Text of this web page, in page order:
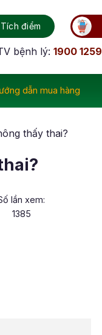
Tích điểm
bệnh lý: 1900 1259
dẫn mua hàng
thấy thai?
lần xem:
1385